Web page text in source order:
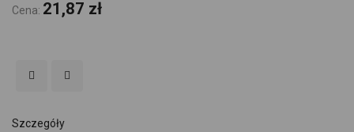
Cena: 21,87 zł
Szczegóły